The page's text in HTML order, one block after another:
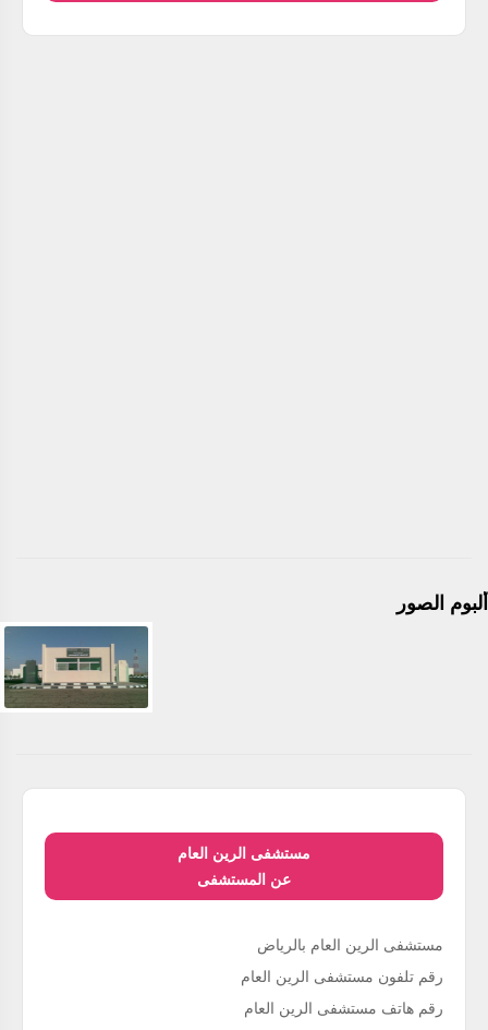
ألبوم الصور
مستشفى الرين العام
عن المستشفى
مستشفى الرين العام بالرياض
رقم تلفون مستشفى الرين العام
رقم هاتف مستشفى الرين العام